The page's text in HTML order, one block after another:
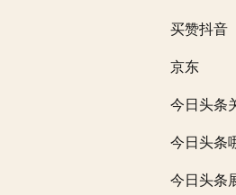
买赞抖音
京东
今日头条
今日头条
今日头条